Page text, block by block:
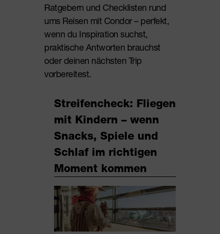
Ratgebern und Checklisten rund
ums Reisen mit Condor – perfekt,
wenn du Inspiration suchst,
praktische Antworten brauchst
oder deinen nächsten Trip
vorbereitest.
Streifencheck: Fliegen
mit Kindern – wenn
Snacks, Spiele und
Schlaf im richtigen
Moment kommen